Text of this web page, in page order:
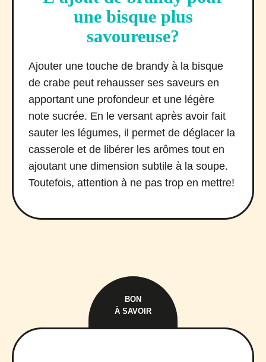
une bisque plus
savoureuse?
Ajouter une touche de brandy à la bisque
de crabe peut rehausser ses saveurs en
apportant une profondeur et une légère
note sucrée. En le versant après avoir fait
sauter les légumes, il permet de déglacer la
casserole et de libérer les arômes tout en
ajoutant une dimension subtile à la soupe.
Toutefois, attention à ne pas trop en mettre!
BON
À SAVOIR